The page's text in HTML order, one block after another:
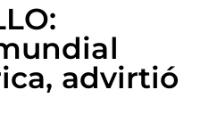
advirtió